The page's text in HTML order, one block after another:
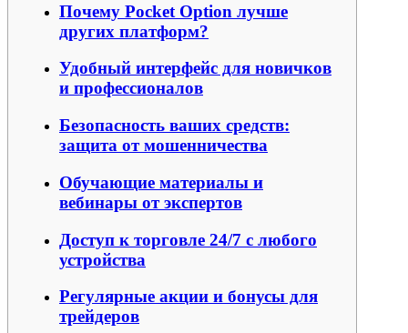
Почему Pocket Option лучше
других платформ?
Удобный интерфейс для новичков
и профессионалов
Безопасность ваших средств:
защита от мошенничества
Обучающие материалы и
вебинары от экспертов
Доступ к торговле 24/7 с любого
устройства
Регулярные акции и бонусы для
трейдеров